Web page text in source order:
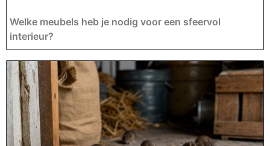
Welke meubels heb je nodig voor een sfeervol
interieur?